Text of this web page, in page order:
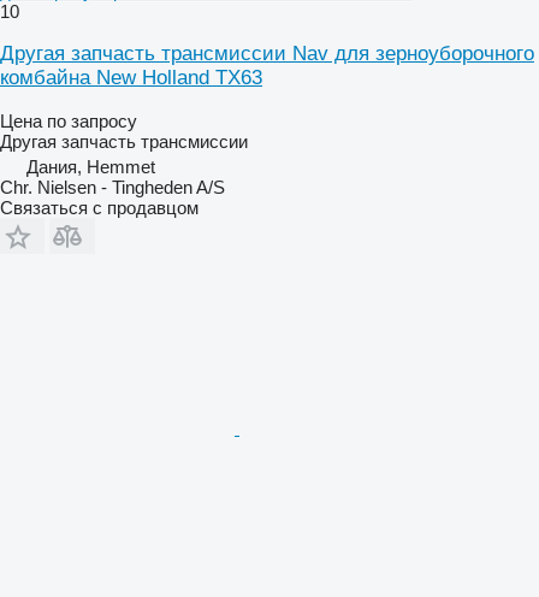
10
Другая запчасть трансмиссии Nav для зерноуборочного
комбайна New Holland TX63
Цена по запросу
Другая запчасть трансмиссии
Дания, Hemmet
Chr. Nielsen - Tingheden A/S
Связаться с продавцом